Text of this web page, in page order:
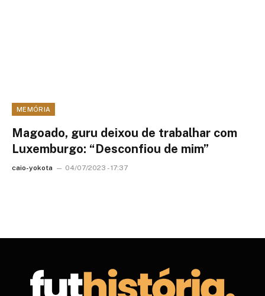
MEMÓRIA
Magoado, guru deixou de trabalhar com
Luxemburgo: “Desconfiou de mim”
caio-yokota 04/07/2023 - 17:37